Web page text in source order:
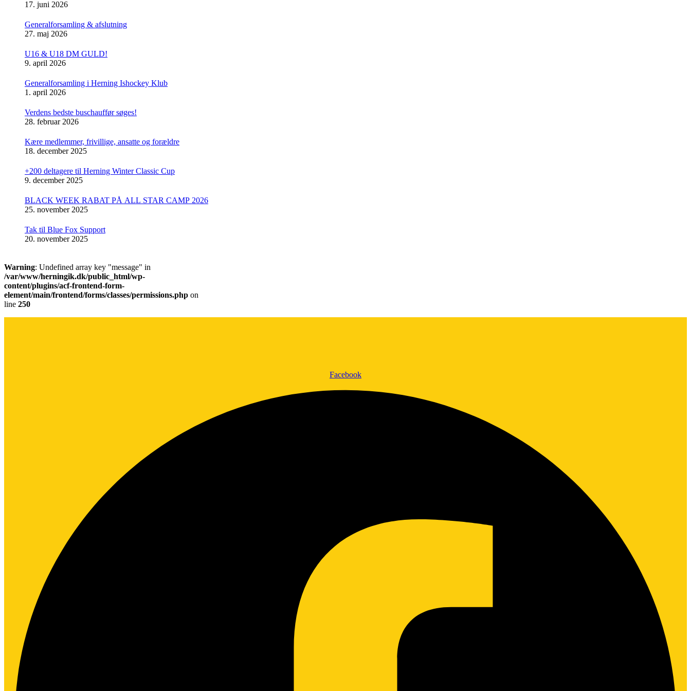
17. juni 2026
Generalforsamling & afslutning
27. maj 2026
U16 & U18 DM GULD!
9. april 2026
Generalforsamling i Herning Ishockey Klub
1. april 2026
Verdens bedste buschauffør søges!
28. februar 2026
Kære medlemmer, frivillige, ansatte og forældre
18. december 2025
+200 deltagere til Herning Winter Classic Cup
9. december 2025
BLACK WEEK RABAT PÅ ALL STAR CAMP 2026
25. november 2025
Tak til Blue Fox Support
20. november 2025
Warning: Undefined array key "message" in
/var/www/herningik.dk/public_html/wp-
content/plugins/acf-frontend-form-
element/main/frontend/forms/classes/permissions.php on
line 250
Facebook